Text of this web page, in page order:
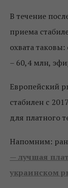
В течение
приема
охвата
– 60,4 млн,
Европейский
стабилен с
для платного
Напомним:
— лучшая
украинском